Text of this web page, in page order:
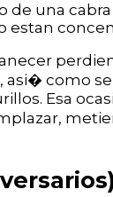
de una
estan
como
Esa